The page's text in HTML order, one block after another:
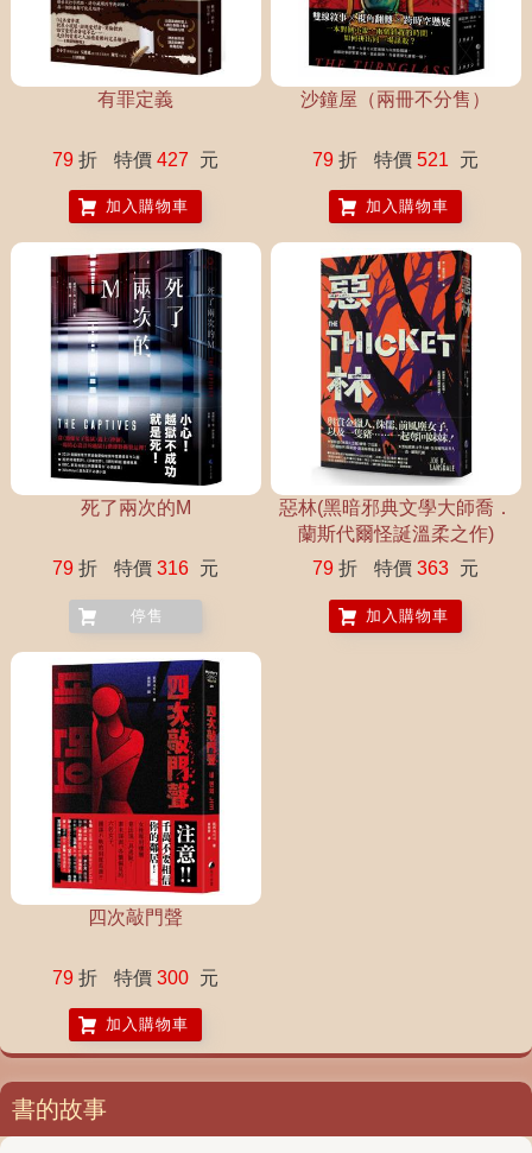
有罪定義
79 折 特價 427 元
加入購物車
沙鐘屋（兩冊不分售）
79 折 特價 521 元
加入購物車
死了兩次的M
79 折 特價 316 元
停售
惡林(黑暗邪典文學大師喬．
蘭斯代爾怪誕溫柔之作)
79 折 特價 363 元
加入購物車
四次敲門聲
79 折 特價 300 元
加入購物車
書的故事